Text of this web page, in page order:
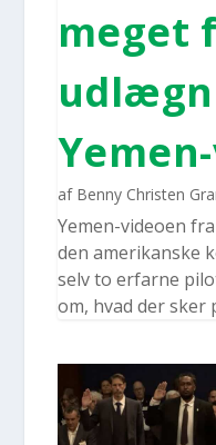
meget
af Benny Christen
Yemen-video­en
den ame­ri­kan­ske
selv to erfar­ne
om, hvad der sker